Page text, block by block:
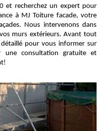
et recherchez un expert pour
à MJ Toiture facade, votre
Nous intervenons dans
murs extérieurs. Avant tout
pour vous informer sur
une consultation gratuite et